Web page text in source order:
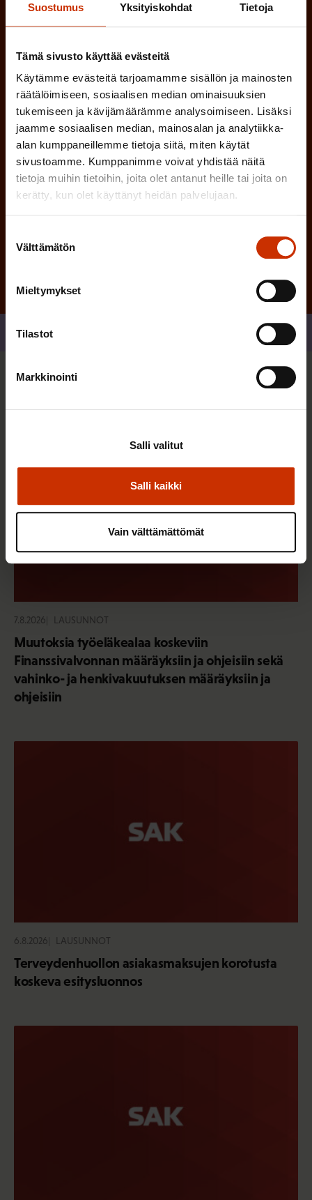
Suostumus Yksityiskohdat Tietoja
Tämä sivusto käyttää evästeitä
Käytämme evästeitä tarjoamamme sisällön ja mainosten
räätälöimiseen, sosiaalisen median ominaisuuksien
tukemiseen ja kävijämäärämme analysoimiseen. Lisäksi
jaamme sosiaalisen median, mainosalan ja analytiikka-
alan kumppaneillemme tietoja siitä, miten käytät
sivustoamme. Kumppanimme voivat yhdistää näitä
tietoja muihin tietoihin, joita olet antanut heille tai joita on
kerätty, kun olet käyttänyt heidän palvelujaan.
valinta
Välttämätön
Mieltymykset
Tilastot
Markkinointi
Salli kaikki
Salli valitut
Vain välttämättömät
n
n
)
l
7.8.2026 LAUSUNNOT
Muutoksia työeläkealaa koskeviin
Finanssivalvonnan määräyksiin ja ohjeisiin sekä
vahinko- ja henkivakuutuksen määräyksiin ja
ohjeisiin
6.8.2026 LAUSUNNOT
Terveydenhuollon asiakasmaksujen korotusta
koskeva esitysluonnos